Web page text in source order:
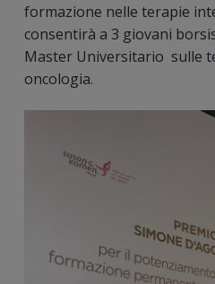
formazione nelle terapie
consentirà a 3 giovani
Master Universitario sulle
oncologia.